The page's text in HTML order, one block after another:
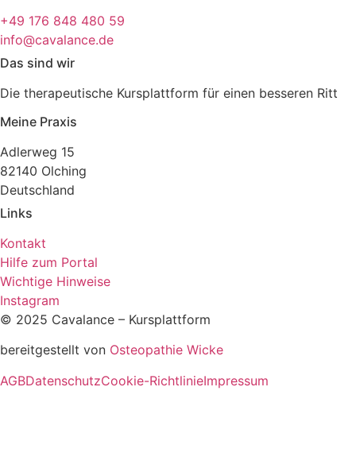
+49 176 848 480 59
info@cavalance.de
Das sind wir
Die therapeutische Kursplattform für einen besseren Ritt
Meine Praxis
Adlerweg 15
82140 Olching
Deutschland
Links
Kontakt
Hilfe zum Portal
Wichtige Hinweise
Instagram
© 2025 Cavalance – Kursplattform
bereitgestellt von Osteopathie Wicke
AGBDatenschutzCookie-RichtlinieImpressum